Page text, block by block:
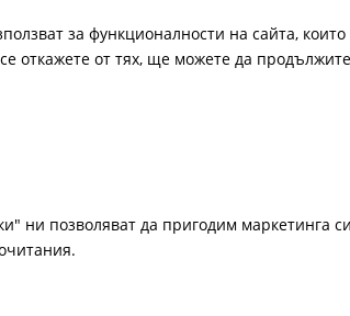
за функционалности на сайта,
откажете от тях, ще можете да
ни позволяват да пригодим маркетинга